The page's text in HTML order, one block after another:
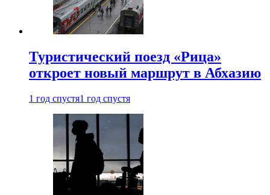
Туристический поезд «Рица»
откроет новый маршрут в Абхазию
1 год спустя1 год спустя